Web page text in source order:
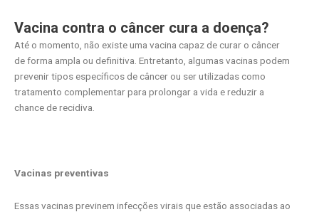
Vacina contra o câncer cura a doença?
Até o momento, não existe uma vacina capaz de curar o câncer
de forma ampla ou definitiva. Entretanto, algumas vacinas podem
prevenir tipos específicos de câncer ou ser utilizadas como
tratamento complementar para prolongar a vida e reduzir a
chance de recidiva.
Vacinas preventivas
Essas vacinas previnem infecções virais que estão associadas ao